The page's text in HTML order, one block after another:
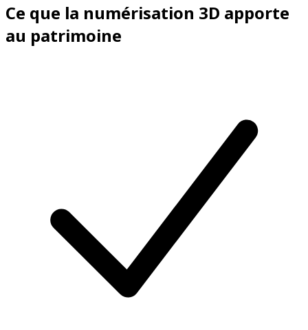
Ce que la numérisation 3D apporte
au patrimoine